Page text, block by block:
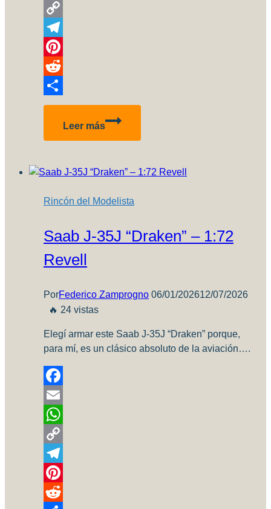
WhatsApp
Copy
Link
Telegram
Pinterest
Reddit
Compartir
Leer más
J2F-
International
review
Rincón del Modelista
Saab J-35J “Draken” – 1:72
Revell
PorFederico Zamprogno 06/01/202612/07/2026
🔥 24 vistas
Elegí armar este Saab J-35J “Draken” porque,
para mí, es un clásico absoluto de la aviación….
Facebook
Email
WhatsApp
Copy
Link
Telegram
Pinterest